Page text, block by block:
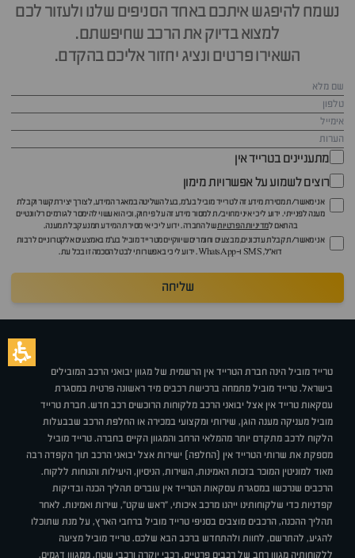
נשמח להיפגש איתכם באחד הסניפים שלנו ולעזור לכם
למצוא בדיוק את הרכב שחיפשתם.
השאירו פרטים ונציג יחזור אליכם בהקדם.
מתעניינים בטרייד אין
רוצים לשמוע על אפשרויות מימון
אני מאשר/ת מסירת מידע זה לטרייד מוביל בע"מ, בעל השליטה במאגר המידע, לצורך יצירת קשר וקבלת
מענה לפנייתי. ידוע לי כי איני מחויב/ת למסור מידע זה על פי חוק, וכי הוא עשוי להימסר לגורמים רלוונטיים
בהתאם למדיניות הפרטיותשל החברה. ידוע לי כי אי מסירת המידע תמנע קבלת מענה.
אני מאשר/ת קבלת עדכונים, מבצעים וחומרים שיווקיים מטרייד מוביל בע"מ באמצעים אלקטרוניים לרבות
דוא״ל, SMS ו-WhatsApp. ידוע לי כי באפשרותי לבטל הסכמה זו בכל עת.
שליחה
טרייד מוביל הינה חברת הטרייד אין הרשמית של מגוון יבואני הרכב המובילים
בישראל. טרייד מוביל מתמחה ברכישת רכבים מיד ראשונה פרטית במסגרת
עסקאות טרייד אין אצל יבואני הרכב מלקוחות הרוכשים רכב חדש. חברת טרייד
מוביל מעניקה מענה הוגן, שירותי ומקצועי במכירה או החלפת הרכב שבבעלות
הלקוח לרכב מתקדם יותר מהמלאי הרחב והמגוון הקיים בחברה. טרייד מוביל
מספקת את שרותי הטרייד אין (החלפה) ישירות אצל יבואני הרכב תוך הקפדה רבה
מאוד למוניטין המוכר בזכות האמינות, השירות, הניסיון, היעילות והנוחות ללקוח.
הרכבים שנרכשו במסגרת עסקאות הטרייד אין עוברים תהליך הכנה ובדיקות
קפדניות כדי שלקוחותינו ייהנו מרכב איכותי, "ראש שקט", שירות ואמינות. לאחר
תהליך ההכנה, הרכבים מוצבים בסניפי טרייד מוביל ברחבי הארץ, על מנת שתוכלו
להגיע, להתרשם, לחוות ולהתחדש ברכב הבא שלכם. טרייד מוביל מציעה
ללקוחותיה מגוון רחב של רכבים פרטיים, רכבי יוקרה ורכבי שטח, ממגוון דגמים,